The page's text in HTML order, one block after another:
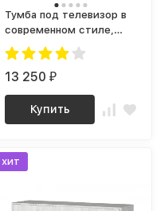
Тумба под телевизор в
современном стиле,
широкий комод графит
К101 (МП) МС ланс
13 250₽
Купить
хит